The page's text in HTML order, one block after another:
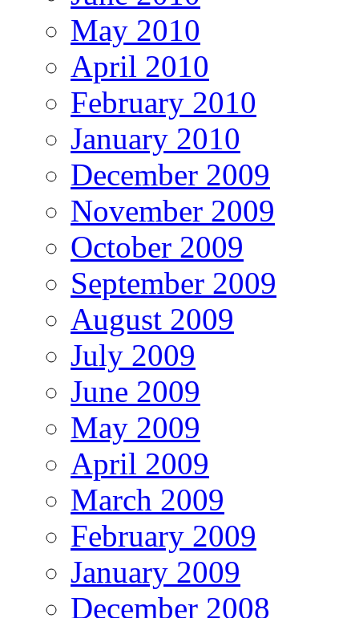
May 2010
April 2010
February 2010
January 2010
December 2009
November 2009
October 2009
September 2009
August 2009
July 2009
June 2009
May 2009
April 2009
March 2009
February 2009
January 2009
December 2008